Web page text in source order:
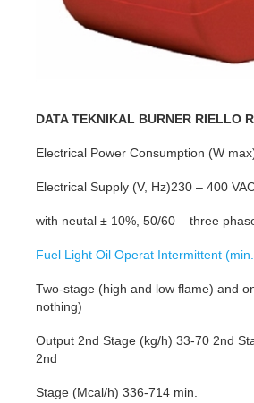
DATA TEKNIKAL BURNER RIELLO
Electrical Power Consumption (W
Electrical Supply (V, Hz)230 – 400
with neutal ± 10%, 50/60 – three
Fuel Light Oil Operat Intermittent
Two-stage (high and low flame) and
nothing)
Output 2nd Stage (kg/h) 33-70 2nd
2nd
Stage (Mcal/h) 336-714 min.